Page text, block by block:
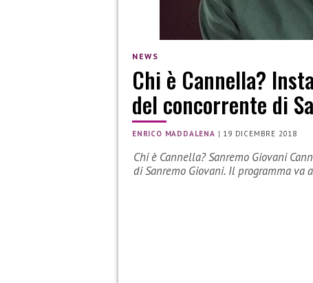
NEWS
Chi è Cannella?
del concorrente di
ENRICO MADDALENA | 19 DICEMBRE 2018
Chi è Cannella? Sanremo Giovani
di Sanremo Giovani. Il programma va